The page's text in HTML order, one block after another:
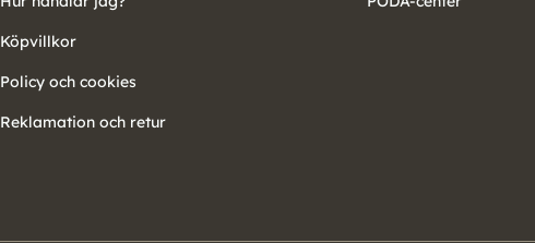
Köpvillkor
Policy och cookies
Reklamation och retur